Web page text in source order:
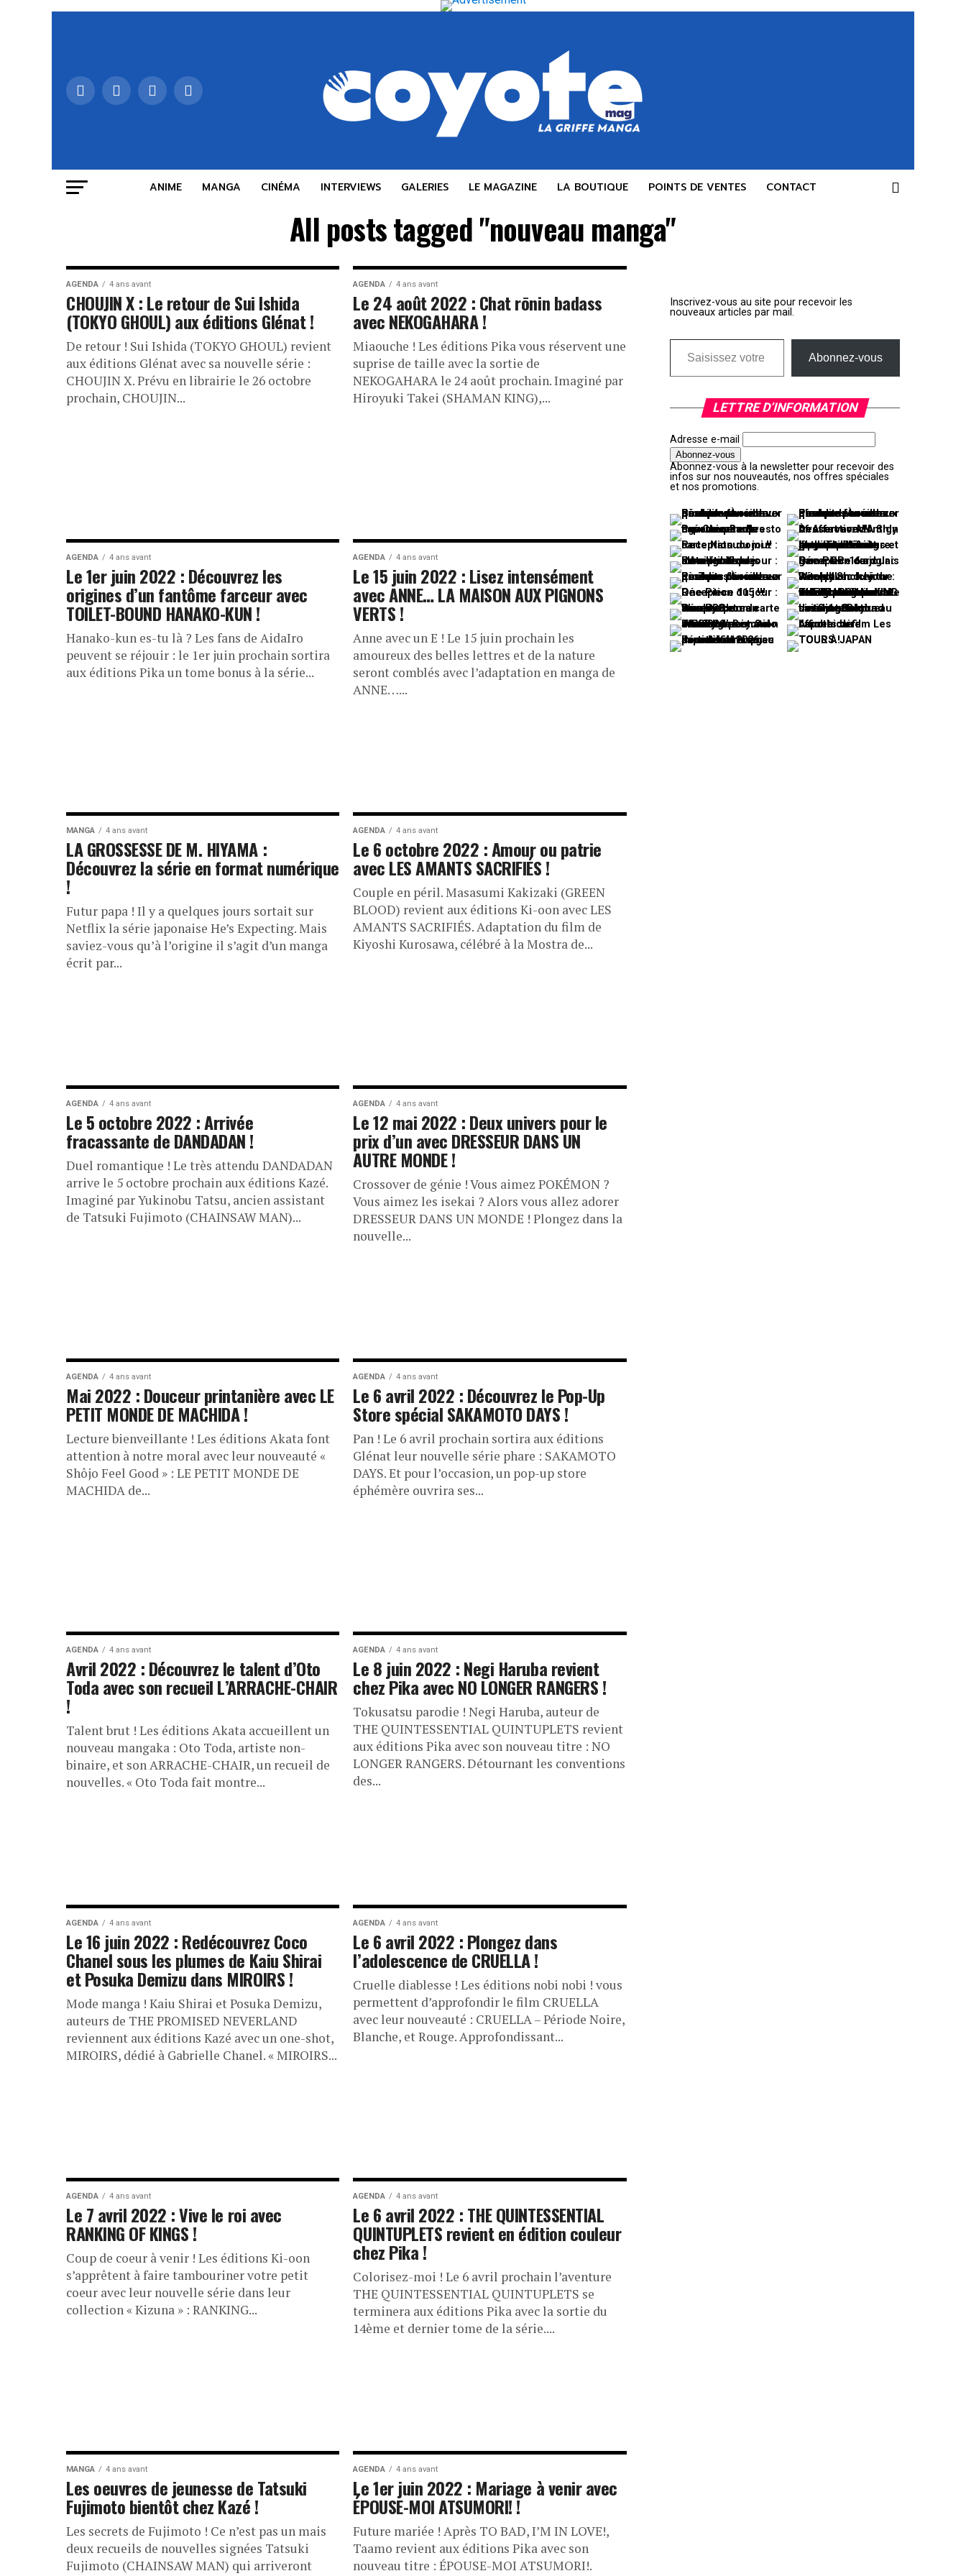
ANIME MANGA CINÉMA INTERVIEWS GALERIES LE MAGAZINE LA BOUTIQUE POINTS DE VENTES CONTACT
All posts tagged "nouveau manga"
AGENDA 4 ans avant
CHOUJIN X : Le retour de Sui Ishida
(TOKYO GHOUL) aux éditions Glénat !
De retour ! Sui Ishida (TOKYO GHOUL) revient
aux éditions Glénat avec sa nouvelle série :
CHOUJIN X. Prévu en librairie le 26 octobre
prochain, CHOUJIN...
AGENDA 4 ans avant
Le 24 août 2022 : Chat rōnin badass
avec NEKOGAHARA !
Miaouche ! Les éditions Pika vous réservent une
suprise de taille avec la sortie de
NEKOGAHARA le 24 août prochain. Imaginé par
Hiroyuki Takei (SHAMAN KING),...
AGENDA 4 ans avant
Le 1er juin 2022 : Découvrez les
origines d’un fantôme farceur avec
TOILET-BOUND HANAKO-KUN !
Hanako-kun es-tu là ? Les fans de AidaIro
peuvent se réjouir : le 1er juin prochain sortira
aux éditions Pika un tome bonus à la série...
AGENDA 4 ans avant
Le 15 juin 2022 : Lisez intensément
avec ANNE… LA MAISON AUX PIGNONS
VERTS !
Anne avec un E ! Le 15 juin prochain les
amoureux des belles lettres et de la nature
seront comblés avec l’adaptation en manga de
ANNE…...
MANGA 4 ans avant
LA GROSSESSE DE M. HIYAMA :
Découvrez la série en format numérique
!
Futur papa ! Il y a quelques jours sortait sur
Netflix la série japonaise He’s Expecting. Mais
saviez-vous qu’à l’origine il s’agit d’un manga
écrit par...
AGENDA 4 ans avant
Le 6 octobre 2022 : Amour ou patrie
avec LES AMANTS SACRIFIÉS !
Couple en péril. Masasumi Kakizaki (GREEN
BLOOD) revient aux éditions Ki-oon avec LES
AMANTS SACRIFIÉS. Adaptation du film de
Kiyoshi Kurosawa, célébré à la Mostra de...
AGENDA 4 ans avant
Le 5 octobre 2022 : Arrivée
fracassante de DANDADAN !
Duel romantique ! Le très attendu DANDADAN
arrive le 5 octobre prochain aux éditions Kazé.
Imaginé par Yukinobu Tatsu, ancien assistant
de Tatsuki Fujimoto (CHAINSAW MAN)...
AGENDA 4 ans avant
Le 12 mai 2022 : Deux univers pour le
prix d’un avec DRESSEUR DANS UN
AUTRE MONDE !
Crossover de génie ! Vous aimez POKÉMON ?
Vous aimez les isekai ? Alors vous allez adorer
DRESSEUR DANS UN MONDE ! Plongez dans la
nouvelle...
AGENDA 4 ans avant
Mai 2022 : Douceur printanière avec LE
PETIT MONDE DE MACHIDA !
Lecture bienveillante ! Les éditions Akata font
attention à notre moral avec leur nouveauté «
Shôjo Feel Good » : LE PETIT MONDE DE
MACHIDA de...
AGENDA 4 ans avant
Le 6 avril 2022 : Découvrez le Pop-Up
Store spécial SAKAMOTO DAYS !
Pan ! Le 6 avril prochain sortira aux éditions
Glénat leur nouvelle série phare : SAKAMOTO
DAYS. Et pour l’occasion, un pop-up store
éphémère ouvrira ses...
AGENDA 4 ans avant
Avril 2022 : Découvrez le talent d’Oto
Toda avec son recueil L’ARRACHE-CHAIR
!
Talent brut ! Les éditions Akata accueillent un
nouveau mangaka : Oto Toda, artiste non-
binaire, et son ARRACHE-CHAIR, un recueil de
nouvelles. « Oto Toda fait montre...
AGENDA 4 ans avant
Le 8 juin 2022 : Negi Haruba revient
chez Pika avec NO LONGER RANGERS !
Tokusatsu parodie ! Negi Haruba, auteur de
THE QUINTESSENTIAL QUINTUPLETS revient
aux éditions Pika avec son nouveau titre : NO
LONGER RANGERS. Détournant les conventions
des...
AGENDA 4 ans avant
Le 16 juin 2022 : Redécouvrez Coco
Chanel sous les plumes de Kaiu Shirai
et Posuka Demizu dans MIROIRS !
Mode manga ! Kaiu Shirai et Posuka Demizu,
auteurs de THE PROMISED NEVERLAND
reviennent aux éditions Kazé avec un one-shot,
MIROIRS, dédié à Gabrielle Chanel. « MIROIRS...
AGENDA 4 ans avant
Le 6 avril 2022 : Plongez dans
l’adolescence de CRUELLA !
Cruelle diablesse ! Les éditions nobi nobi ! vous
permettent d’approfondir le film CRUELLA
avec leur nouveauté : CRUELLA – Période Noire,
Blanche, et Rouge. Approfondissant...
AGENDA 4 ans avant
Le 7 avril 2022 : Vive le roi avec
RANKING OF KINGS !
Coup de coeur à venir ! Les éditions Ki-oon
s’apprêtent à faire tambouriner votre petit
coeur avec leur nouvelle série dans leur
collection « Kizuna » : RANKING...
AGENDA 4 ans avant
Le 6 avril 2022 : THE QUINTESSENTIAL
QUINTUPLETS revient en édition couleur
chez Pika !
Colorisez-moi ! Le 6 avril prochain l’aventure
THE QUINTESSENTIAL QUINTUPLETS se
terminera aux éditions Pika avec la sortie du
14ème et dernier tome de la série....
MANGA 4 ans avant
Les oeuvres de jeunesse de Tatsuki
Fujimoto bientôt chez Kazé !
Les secrets de Fujimoto ! Ce n’est pas un mais
deux recueils de nouvelles signées Tatsuki
Fujimoto (CHAINSAW MAN) qui arriveront
AGENDA 4 ans avant
Le 1er juin 2022 : Mariage à venir avec
ÉPOUSE-MOI ATSUMORI! !
Future mariée ! Après TO BAD, I’M IN LOVE!,
Taamo revient aux éditions Pika avec son
nouveau titre : ÉPOUSE-MOI ATSUMORI!.
Inscrivez-vous au site pour recevoir les
nouveaux articles par mail.
Saisissez votre adresse e-mail…
Abonnez-vous
LETTRE D’INFORMATION
Adresse e-mail
Abonnez-vous à la newsletter pour recevoir des
infos sur nos nouveautés, nos offres spéciales
et nos promotions.